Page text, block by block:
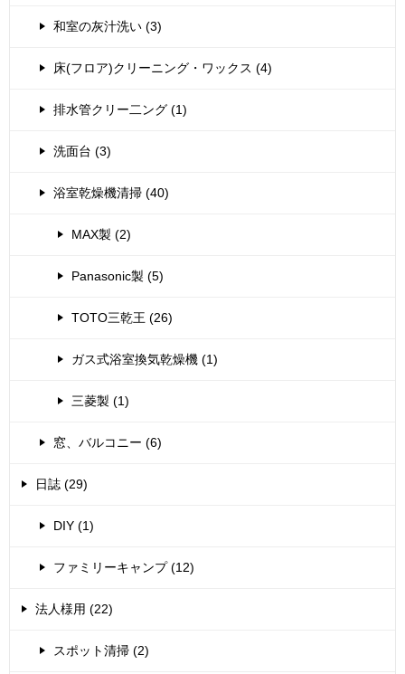
和室の灰汁洗い (3)
床(フロア)クリーニング・ワックス (4)
排水管クリー二ング (1)
洗面台 (3)
浴室乾燥機清掃 (40)
MAX製 (2)
Panasonic製 (5)
TOTO三乾王 (26)
ガス式浴室換気乾燥機 (1)
三菱製 (1)
窓、バルコニー (6)
日誌 (29)
DIY (1)
ファミリーキャンプ (12)
法人様用 (22)
スポット清掃 (2)